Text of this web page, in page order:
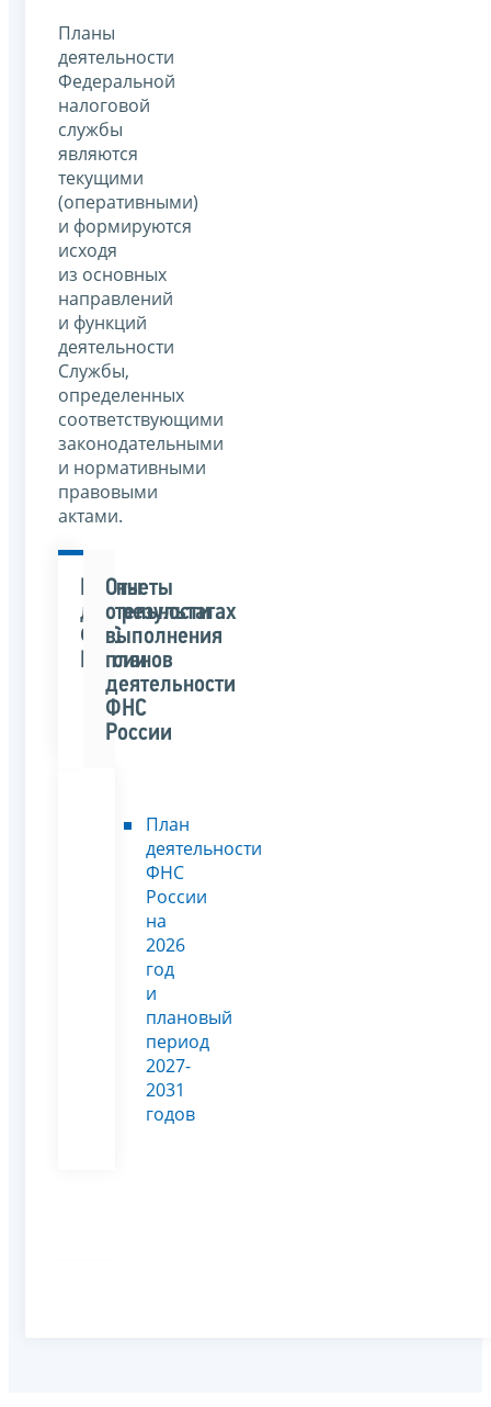
Планы
деятельности
Федеральной
налоговой
службы
являются
текущими
(оперативными)
и формируются
исходя
из основных
направлений
и функций
деятельности
Службы,
определенных
соответствующими
законодательными
и нормативными
правовыми
актами.
Планы
деятельности
ФНС
России
Отчеты
о результатах
выполнения
планов
деятельности
ФНС
России
План
деятельности
ФНС
России
на
2026
год
и
плановый
период
2027-
2031
годов